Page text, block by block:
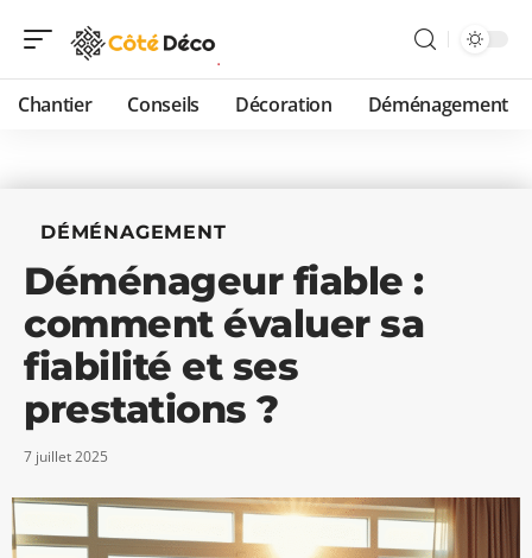
Chantier Conseils Décoration Déménagement
DÉMÉNAGEMENT
Déménageur fiable :
comment évaluer sa
fiabilité et ses
prestations ?
7 juillet 2025